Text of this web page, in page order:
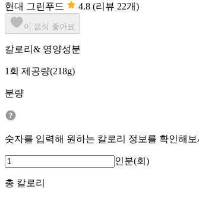
현대 그린푸드 4.8 (리뷰 22개)
이 음식 좋아요
칼로리& 영양성분
1회 제공량(218g)
분량
숫자를 입력해 원하는 칼로리 정보를 확인해보
인분(회)
총 칼로리